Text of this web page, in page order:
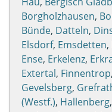
Borgholzhausen,
Bünde, Datteln,
Elsdorf, Emsdetten,
Ense, Erkelenz,
Extertal, Finnentrop,
Gevelsberg,
(Westf.), Hallenberg,